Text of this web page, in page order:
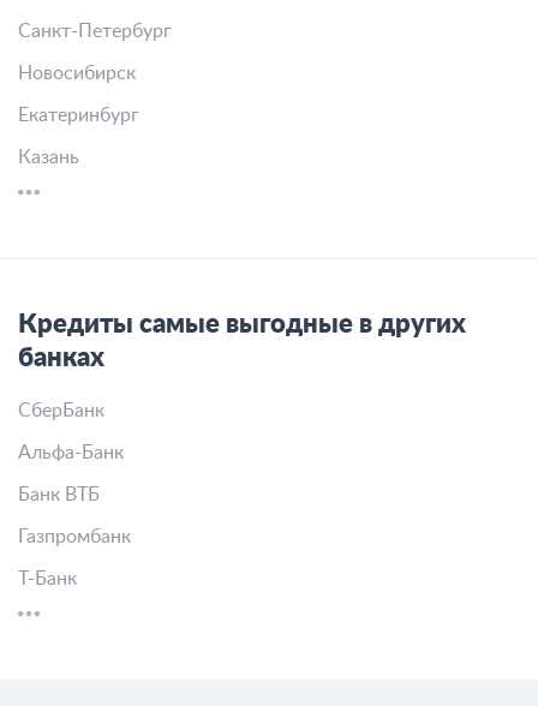
Санкт-Петербург
Новосибирск
Екатеринбург
Казань
Кредиты самые выгодные в других
банках
СберБанк
Альфа-Банк
Банк ВТБ
Газпромбанк
Т-Банк